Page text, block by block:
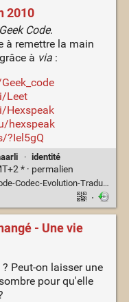
2010
Geek Code.
à remettre la main
à via:
Leet
Hexspeak
hexspeak
?Iel5gQ
· identité
* · permalien
Traduction-French-Francais.html
·
- Une vie
Peut-on laisser une
pour qu'elle